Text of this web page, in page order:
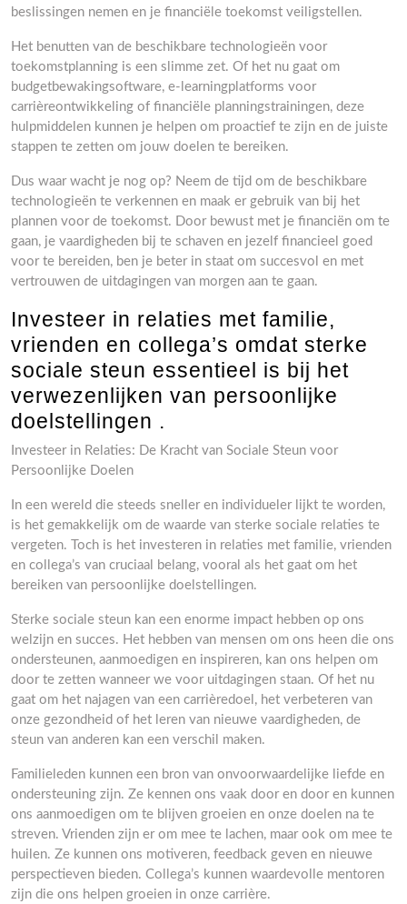
beslissingen nemen en je financiële toekomst veiligstellen.
Het benutten van de beschikbare technologieën voor
toekomstplanning is een slimme zet. Of het nu gaat om
budgetbewakingsoftware, e-learningplatforms voor
carrièreontwikkeling of financiële planningstrainingen, deze
hulpmiddelen kunnen je helpen om proactief te zijn en de juiste
stappen te zetten om jouw doelen te bereiken.
Dus waar wacht je nog op? Neem de tijd om de beschikbare
technologieën te verkennen en maak er gebruik van bij het
plannen voor de toekomst. Door bewust met je financiën om te
gaan, je vaardigheden bij te schaven en jezelf financieel goed
voor te bereiden, ben je beter in staat om succesvol en met
vertrouwen de uitdagingen van morgen aan te gaan.
Investeer in relaties met familie,
vrienden en collega’s omdat sterke
sociale steun essentieel is bij het
verwezenlijken van persoonlijke
doelstellingen .
Investeer in Relaties: De Kracht van Sociale Steun voor
Persoonlijke Doelen
In een wereld die steeds sneller en individueler lijkt te worden,
is het gemakkelijk om de waarde van sterke sociale relaties te
vergeten. Toch is het investeren in relaties met familie, vrienden
en collega’s van cruciaal belang, vooral als het gaat om het
bereiken van persoonlijke doelstellingen.
Sterke sociale steun kan een enorme impact hebben op ons
welzijn en succes. Het hebben van mensen om ons heen die ons
ondersteunen, aanmoedigen en inspireren, kan ons helpen om
door te zetten wanneer we voor uitdagingen staan. Of het nu
gaat om het najagen van een carrièredoel, het verbeteren van
onze gezondheid of het leren van nieuwe vaardigheden, de
steun van anderen kan een verschil maken.
Familieleden kunnen een bron van onvoorwaardelijke liefde en
ondersteuning zijn. Ze kennen ons vaak door en door en kunnen
ons aanmoedigen om te blijven groeien en onze doelen na te
streven. Vrienden zijn er om mee te lachen, maar ook om mee te
huilen. Ze kunnen ons motiveren, feedback geven en nieuwe
perspectieven bieden. Collega’s kunnen waardevolle mentoren
zijn die ons helpen groeien in onze carrière.